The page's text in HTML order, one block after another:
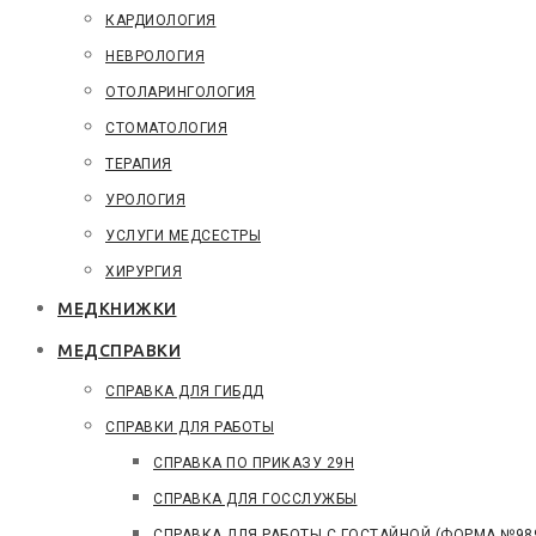
КАРДИОЛОГИЯ
НЕВРОЛОГИЯ
ОТОЛАРИНГОЛОГИЯ
СТОМАТОЛОГИЯ
ТЕРАПИЯ
УРОЛОГИЯ
УСЛУГИ МЕДСЕСТРЫ
ХИРУРГИЯ
МЕДКНИЖКИ
МЕДСПРАВКИ
СПРАВКА ДЛЯ ГИБДД
СПРАВКИ ДЛЯ РАБОТЫ
СПРАВКА ПО ПРИКАЗУ 29Н
СПРАВКА ДЛЯ ГОССЛУЖБЫ